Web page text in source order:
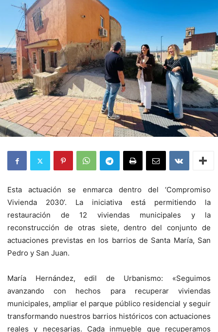
Esta actuación se enmarca dentro del ‘Compromiso
Vivienda 2030’. La iniciativa está permitiendo la
restauración de 12 viviendas municipales y la
reconstrucción de otras siete, dentro del conjunto de
actuaciones previstas en los barrios de Santa María, San
Pedro y San Juan.
María Hernández, edil de Urbanismo: «Seguimos
avanzando con hechos para recuperar viviendas
municipales, ampliar el parque público residencial y seguir
transformando nuestros barrios históricos con actuaciones
reales y necesarias. Cada inmueble que recuperamos